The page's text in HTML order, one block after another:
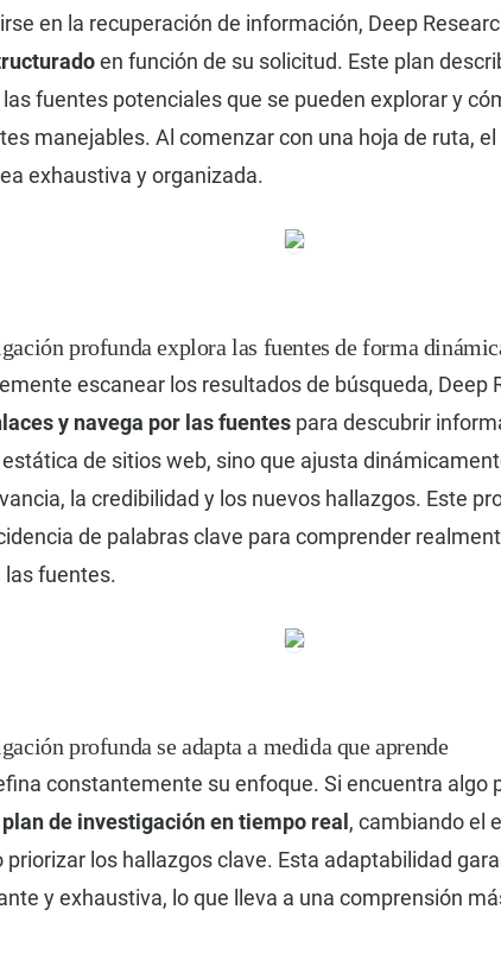
en la recuperación de información, Deep
en función de su solicitud. Este plan
fuentes potenciales que se pueden explorar y
manejables. Al comenzar con una hoja de ruta,
exhaustiva y organizada.
profunda explora las fuentes de forma
escanear los resultados de búsqueda, Deep
y navega por las fuentes para descubrir
de sitios web, sino que ajusta
la credibilidad y los nuevos hallazgos. Este
de palabras clave para comprender
fuentes.
profunda se adapta a medida que aprende
constantemente su enfoque. Si encuentra algo
de investigación en tiempo real , cambiando el
priorizar los hallazgos clave. Esta adaptabilidad
y exhaustiva, lo que lleva a una comprensión